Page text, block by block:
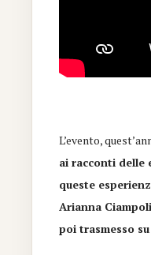
L’evento,
ai racconti delle
queste
Arianna
poi trasmesso